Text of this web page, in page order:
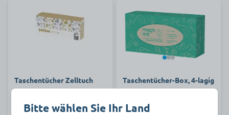
Taschentücher Zelltuch Taschentücher-Box, 4-lagig
Bitte wählen Sie Ihr Land